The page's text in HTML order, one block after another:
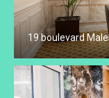
19 boulevard